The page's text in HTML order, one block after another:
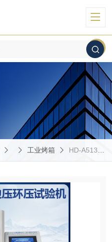
工业烤箱 HD-A513-B海达纸管试验仪*